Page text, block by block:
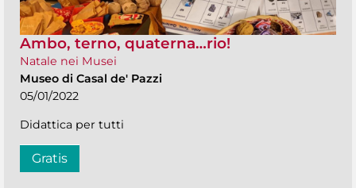
Ambo, terno, quaterna…rio!
Natale nei Musei
Museo di Casal de' Pazzi
05/01/2022
Didattica per tutti
Gratis